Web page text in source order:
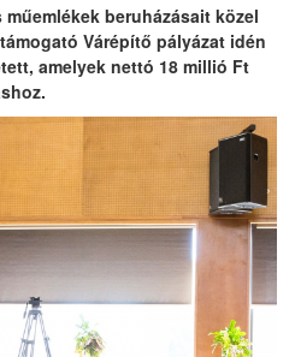
beruházásait közel
Várépítő pályázat idén
amelyek nettó 18 millió Ft